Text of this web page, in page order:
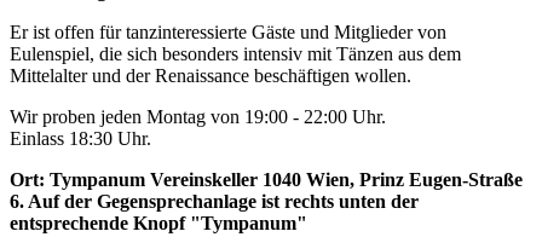
Er ist offen für tanzinteressierte Gäste und Mitglieder von
Eulenspiel, die sich besonders intensiv mit Tänzen aus dem
Mittelalter und der Renaissance beschäftigen wollen.
Wir proben jeden Montag von 19:00 - 22:00 Uhr.
Einlass 18:30 Uhr.
Ort: Tympanum Vereinskeller 1040 Wien, Prinz Eugen-Straße
6. Auf der Gegensprechanlage ist rechts unten der
entsprechende Knopf "Tympanum"